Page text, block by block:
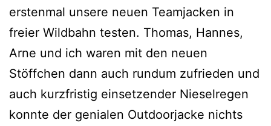
erstenmal unsere neuen Teamjacken in
freier Wildbahn testen. Thomas, Hannes,
Arne und ich waren mit den neuen
Stöffchen dann auch rundum zufrieden und
auch kurzfristig einsetzender Nieselregen
konnte der genialen Outdoorjacke nichts